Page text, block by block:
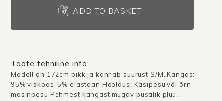
quantity
ADD TO BASKET
Toote tehniline info:
Modell on 172cm pikk ja kannab suurust S/M. Kangas:
95% viskoos 5% elastaan Hooldus: Käsipesu või õrn
masinpesu Pehmest kangast mugav pusalik pluu...